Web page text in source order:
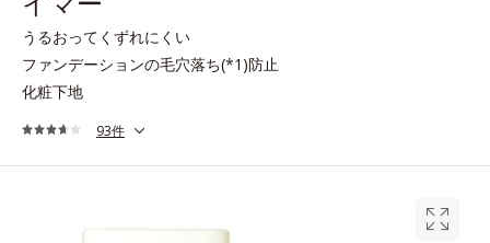
うるおってくずれにくい
ファンデーションの毛穴落ち(*1)防止
化粧下地
93件